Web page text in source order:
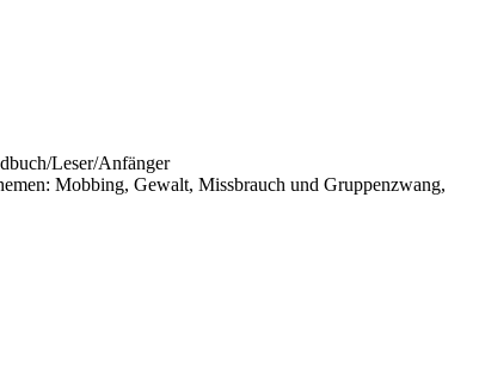
Leser/Anfänger
Mobbing, Gewalt, Missbrauch und Gruppenzwang,